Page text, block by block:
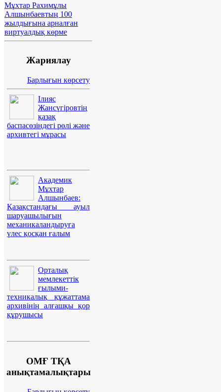
Мұхтар Рахимұлы
Алшынбаевтың 100
жылдығына арналған
виртуалдық көрме
Жариялау
Барлығын көрсету
Ілияс
Жансүгіровтің
қазақ
баспасөзіндегі рөлі және
архивтегі мұрасы
Академик
Мұхтар
Алшынбаев:
Қазақстандағы ауыл
шаруашылығын
механикаландыруға
үлес қосқан ғалым
Орталық
мемлекеттік
ғылыми-
техникалық құжаттама
архивінің алғашқы қор
құрушысы
ОМҒ ТҚА
анықтамалықтары